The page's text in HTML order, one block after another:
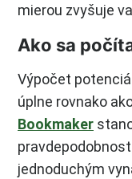
mierou zvyšuje
Ako sa
Výpočet
úplne rovnako
Bookmaker
jednoduchým